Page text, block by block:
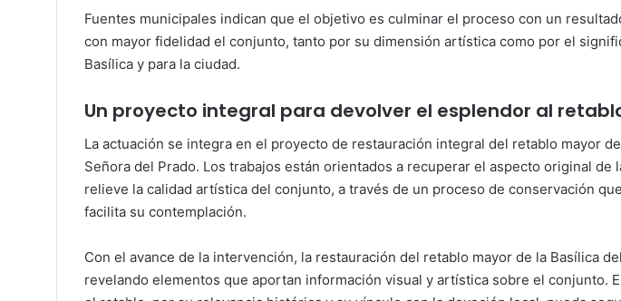
Fuentes municipales indican que el objetivo es culminar el proceso con un
con mayor fidelidad el conjunto, tanto por su dimensión artística como por el
Basílica y para la ciudad.
Un proyecto integral para devolver el esplendor al
La actuación se integra en el proyecto de restauración integral del retablo mayor
Señora del Prado. Los trabajos están orientados a recuperar el aspecto original de
relieve la calidad artística del conjunto, a través de un proceso de conservación
facilita su contemplación.
Con el avance de la intervención, la restauración del retablo mayor de la Basílica
revelando elementos que aportan información visual y artística sobre el conjunto.